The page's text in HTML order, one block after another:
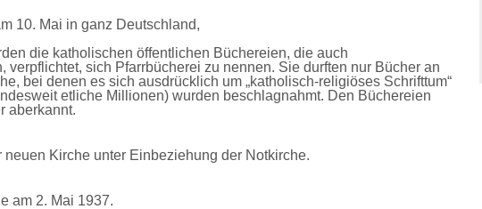
10. Mai in ganz Deutschland,
die katholischen öffentlichen Büchereien, die auch
verpflichtet, sich Pfarrbücherei zu nennen. Sie durften nur Bücher an
, bei denen es sich ausdrücklich um „katholisch-religiöses Schrifttum“
etliche Millionen) wurden beschlagnahmt. Den Büchereien
aberkannt.
Kirche unter Einbeziehung der Notkirche.
am 2. Mai 1937.